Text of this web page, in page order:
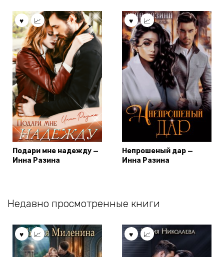
Подари мне надежду —
Инна Разина
Непрошеный дар —
Инна Разина
Недавно просмотренные книги